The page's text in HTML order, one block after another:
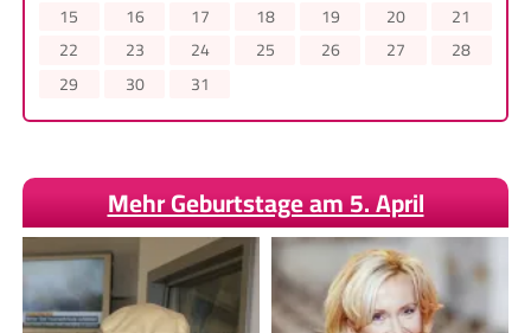
15
16 17 18 19 20
21
22
23 24 25 26 27
28
29
30 31
Mehr Geburtstage am 5. April